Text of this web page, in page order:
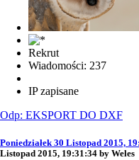
Rekrut
Wiadomości: 237
IP zapisane
Odp: EKSPORT DO DXF
Poniedziałek 30 Listopad 2015,
Listopad 2015, 19:31:34 by Weles